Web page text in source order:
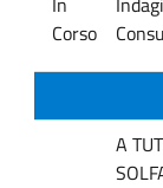
Corso
A